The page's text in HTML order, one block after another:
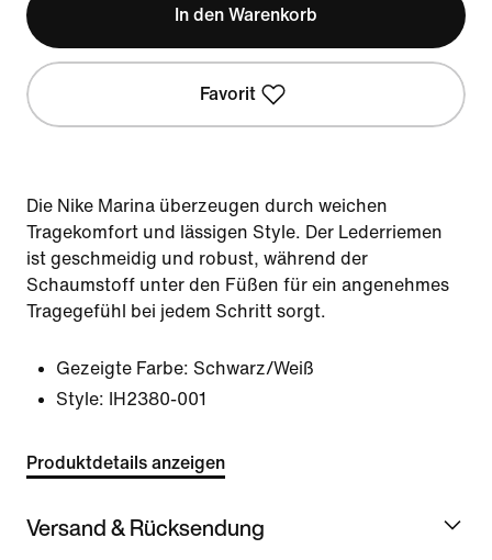
In den Warenkorb
Favorit
Die Nike Marina überzeugen durch weichen
Tragekomfort und lässigen Style. Der Lederriemen
ist geschmeidig und robust, während der
Schaumstoff unter den Füßen für ein angenehmes
Tragegefühl bei jedem Schritt sorgt.
Gezeigte Farbe: Schwarz/Weiß
Style:
IH2380-001
Produktdetails anzeigen
Versand & Rücksendung